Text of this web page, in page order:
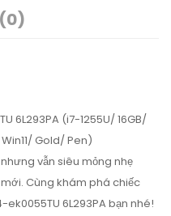
6L293PA (i7-1255U/ 16GB/
Gold/ Pen)
vẫn siêu mỏng nhẹ
Cùng khám phá chiếc
6L293PA bạn nhé!